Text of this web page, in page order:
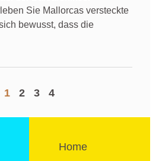
Sie Mallorcas versteckte
bewusst, dass die
1 2 3 4
Home